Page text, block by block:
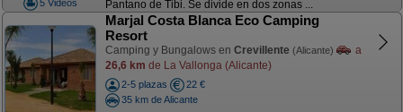
5 Videos
Pantano de Tibi. Se divide en dos zonas ...
Marjal Costa Blanca Eco Camping
Resort
Camping y Bungalows en Crevillente (Alicante)
a
26,6 km de La Vallonga (Alicante)
2-5 plazas
22 €
35 km de Alicante